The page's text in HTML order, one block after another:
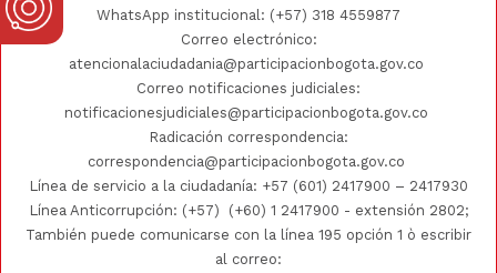
WhatsApp institucional: (+57) 318 4559877
Correo electrónico:
atencionalaciudadania@participacionbogota.gov.co
Correo notificaciones judiciales:
notificacionesjudiciales@participacionbogota.gov.co
Radicación correspondencia:
correspondencia@participacionbogota.gov.co
Línea de servicio a la ciudadanía: +57 (601) 2417900 – 2417930
Línea Anticorrupción: (+57)
(+60) 1 2417900 - extensión 2802;
También puede comunicarse con la línea 195 opción 1 ò escribir
al correo: